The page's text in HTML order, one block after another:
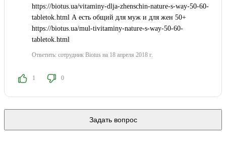
https://biotus.ua/vitaminy-dlja-zhenschin-nature-s-way-50-60-
tabletok.html А есть общий для муж и для жен 50+
https://biotus.ua/mul-tivitaminy-nature-s-way-50-60-
tabletok.html
Ответить: сотрудник Biotus на 18 апреля 2018 г.
1 0
Задать вопрос